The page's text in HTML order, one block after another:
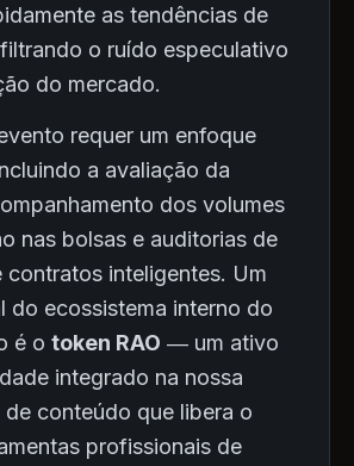
as tendências de
o ruído especulativo
do mercado.
requer um enfoque
a avaliação da
dos volumes
nas bolsas e auditorias de
contratos inteligentes. Um
do ecossistema interno do
é o token RAO — um ativo
integrado na nossa
conteúdo que libera o
profissionais de